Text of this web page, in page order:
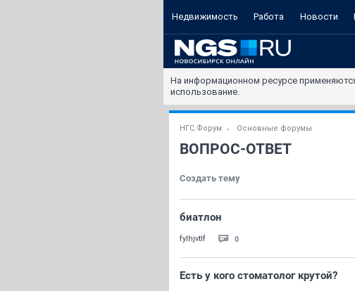
Недвижимость Работа Новости
На информационном ресурсе
использование.
НГС.Форум Основные форумы
ВОПРОС-ОТВЕТ
Создать тему
биатлон
fylhjvtlf 0
Есть у кого стоматолог крутой?